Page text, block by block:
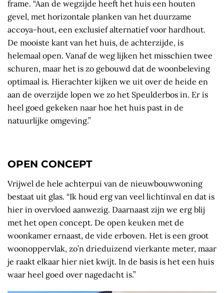
frame. “Aan de wegzijde heeft het huis een houten
gevel, met horizontale planken van het duurzame
accoya-hout, een exclusief alternatief voor hardhout.
De mooiste kant van het huis, de achterzijde, is
helemaal open. Vanaf de weg lijken het misschien twee
schuren, maar het is zo gebouwd dat de woonbeleving
optimaal is. Hierachter kijken we uit over de heide en
aan de overzijde lopen we zo het Speulderbos in. Er is
heel goed gekeken naar hoe het huis past in de
natuurlijke omgeving.”
OPEN CONCEPT
Vrijwel de hele achterpui van de nieuwbouwwoning
bestaat uit glas. “Ik houd erg van veel lichtinval en dat is
hier in overvloed aanwezig. Daarnaast zijn we erg blij
met het open concept. De open keuken met de
woonkamer ernaast, de vide erboven. Het is een groot
woonoppervlak, zo’n drieduizend vierkante meter, maar
je raakt elkaar hier niet kwijt. In de basis is het een huis
waar heel goed over nagedacht is.”